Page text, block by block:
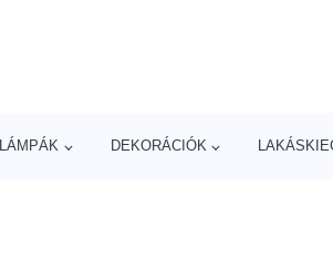
LÁMPÁK DEKORÁCIÓK